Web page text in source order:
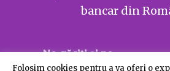
bancar din
Ne găsiți și pe
Folosim cookies pentru a va oferi o